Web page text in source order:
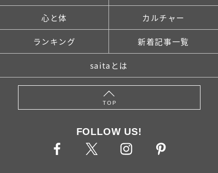
心と体 カルチャー
ランキング 新着記事一覧
saitaとは
TOP
FOLLOW US!